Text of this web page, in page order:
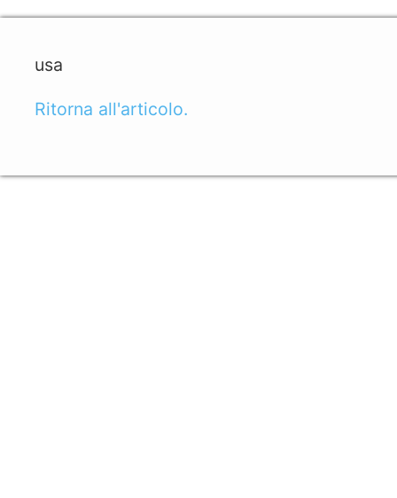
usa
Ritorna all'articolo.